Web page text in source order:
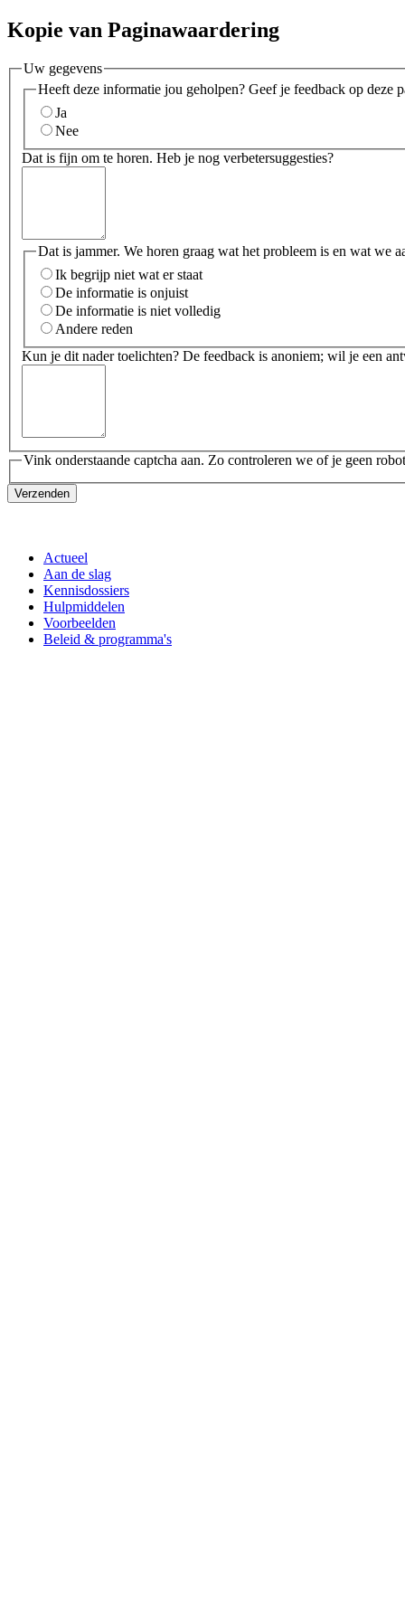
Kopie van Paginawaardering
Uw gegevens
Heeft deze informatie jou geholpen? Geef je feedback op deze
Ja
Nee
Dat is fijn om te horen. Heb je nog verbetersuggesties?
Dat is jammer. We horen graag wat het probleem is en wat we
Ik begrijp niet wat er staat
De informatie is onjuist
De informatie is niet volledig
Andere reden
Kun je dit nader toelichten? De feedback is anoniem; wil je een
Vink onderstaande captcha aan. Zo controleren we of je geen
Verzenden
Actueel
Aan de slag
Kennisdossiers
Hulpmiddelen
Voorbeelden
Beleid & programma's